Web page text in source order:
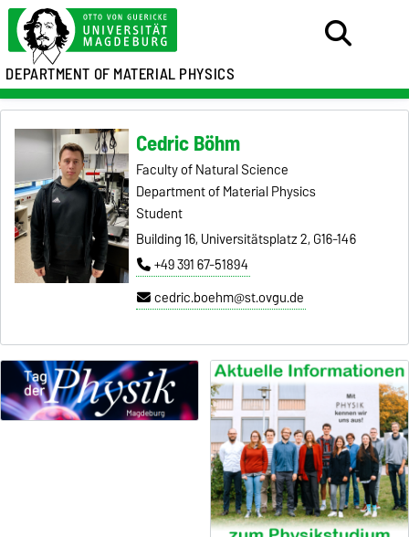
DEPARTMENT OF MATERIAL PHYSICS
Cedric Böhm
Faculty of Natural Science
Department of Material Physics
Student
Building 16, Universitätsplatz 2, G16-146
+49 391 67-51894
cedric.boehm@st.ovgu.de